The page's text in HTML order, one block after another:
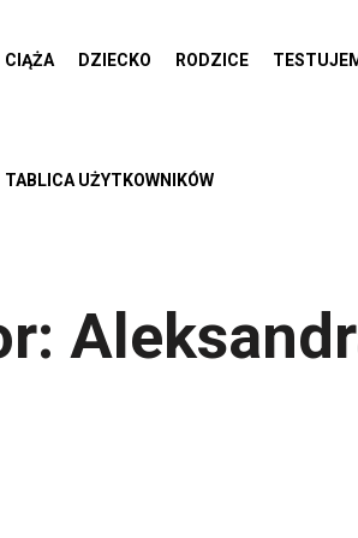
CIĄŻA DZIECKO RODZICE
TABLICA UŻYTKOWNIKÓW